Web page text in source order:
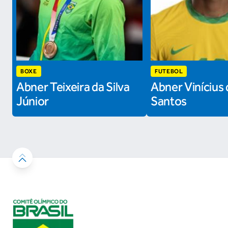
BOXE
Abner Teixeira da Silva
Júnior
FUTEBOL
Abner Vinícius
Santos